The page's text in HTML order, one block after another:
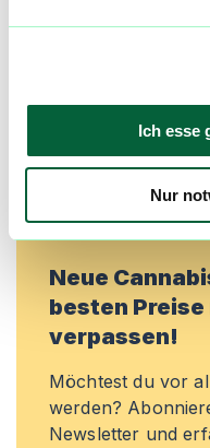
Ich esse
Nur
machen. Melde
Lieblingsblüten
Preisreduktionen
exklusive
Jetzt
Neue
besten
verpassen!
Möchtest du vor
werden?
Newsletter und